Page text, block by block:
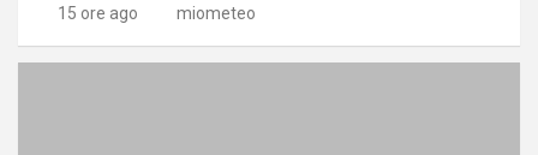
15 ore ago miometeo